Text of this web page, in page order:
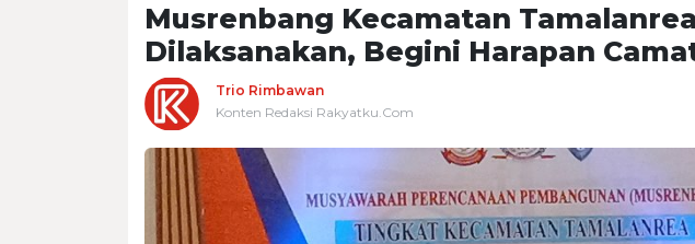
Musrenbang Kecamatan
Dilaksanakan, Begini Harapan
Trio Rimbawan
Konten Redaksi Rakyatku.Com